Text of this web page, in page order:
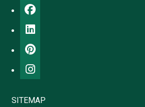
SITEMAP